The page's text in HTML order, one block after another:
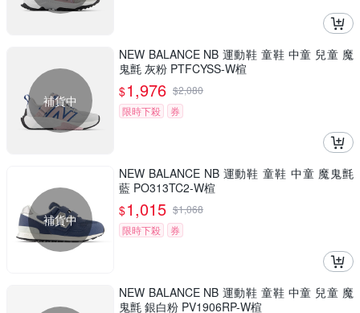
補貨中
NEW BALANCE NB 運動鞋 童鞋 中童 兒童 魔
鬼氈 灰粉 PTFCYSS-W楦
$1,976 $2,080
限時下殺
券
補貨中
NEW BALANCE NB 運動鞋 童鞋 中童 魔鬼氈
藍 PO313TC2-W楦
$1,015 $1,068
限時下殺
券
NEW BALANCE NB 運動鞋 童鞋 中童 兒童 魔
鬼氈 銀白粉 PV1906RP-W楦